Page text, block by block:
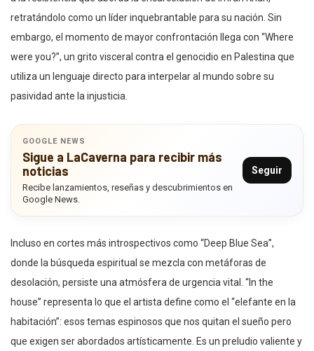
retratándolo como un líder inquebrantable para su nación. Sin
embargo, el momento de mayor confrontación llega con “Where
were you?”, un grito visceral contra el genocidio en Palestina que
utiliza un lenguaje directo para interpelar al mundo sobre su
pasividad ante la injusticia.
GOOGLE NEWS
Sigue a LaCaverna para recibir más
noticias
Recibe lanzamientos, reseñas y descubrimientos en
Google News.
Seguir
Incluso en cortes más introspectivos como “Deep Blue Sea”,
donde la búsqueda espiritual se mezcla con metáforas de
desolación, persiste una atmósfera de urgencia vital. “In the
house” representa lo que el artista define como el “elefante en la
habitación”: esos temas espinosos que nos quitan el sueño pero
que exigen ser abordados artísticamente. Es un preludio valiente y